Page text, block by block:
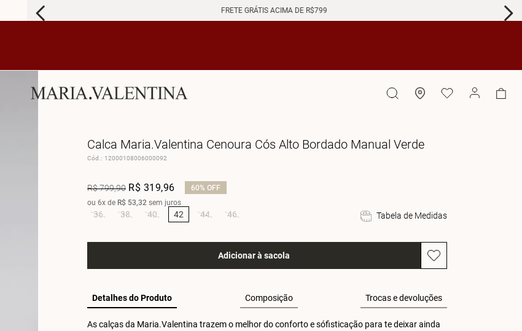
FRETE GRÁTIS ACIMA DE R$799
Calca Maria.Valentina Cenoura Cós Alto Bordado Manual Verde
Cód. : 12000108006000092
R$799,90 R$ 319,96 60% OFF
ou 6x de R$ 53,32 sem juros
36 38 40 42 44 46 Tabela de Medidas
Adicionar à sacola
Detalhes do Produto Composição Trocas e devoluções
As calças da Maria.Valentina trazem o melhor do conforto e sófisticação para te deixar ainda